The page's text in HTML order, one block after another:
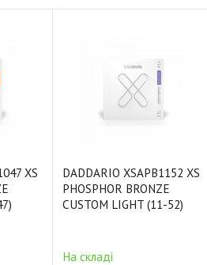
XS
DADDARIO XSAPB1152 XS
PHOSPHOR BRONZE
CUSTOM LIGHT (11-52)
На складі